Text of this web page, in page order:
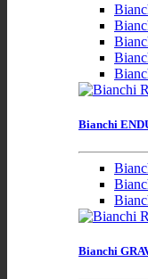
Bianchi
Bianchi